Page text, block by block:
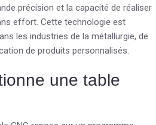
précision et la capacité de réaliser
effort. Cette technologie est
les industries de la métallurgie, de
de produits personnalisés.
une table